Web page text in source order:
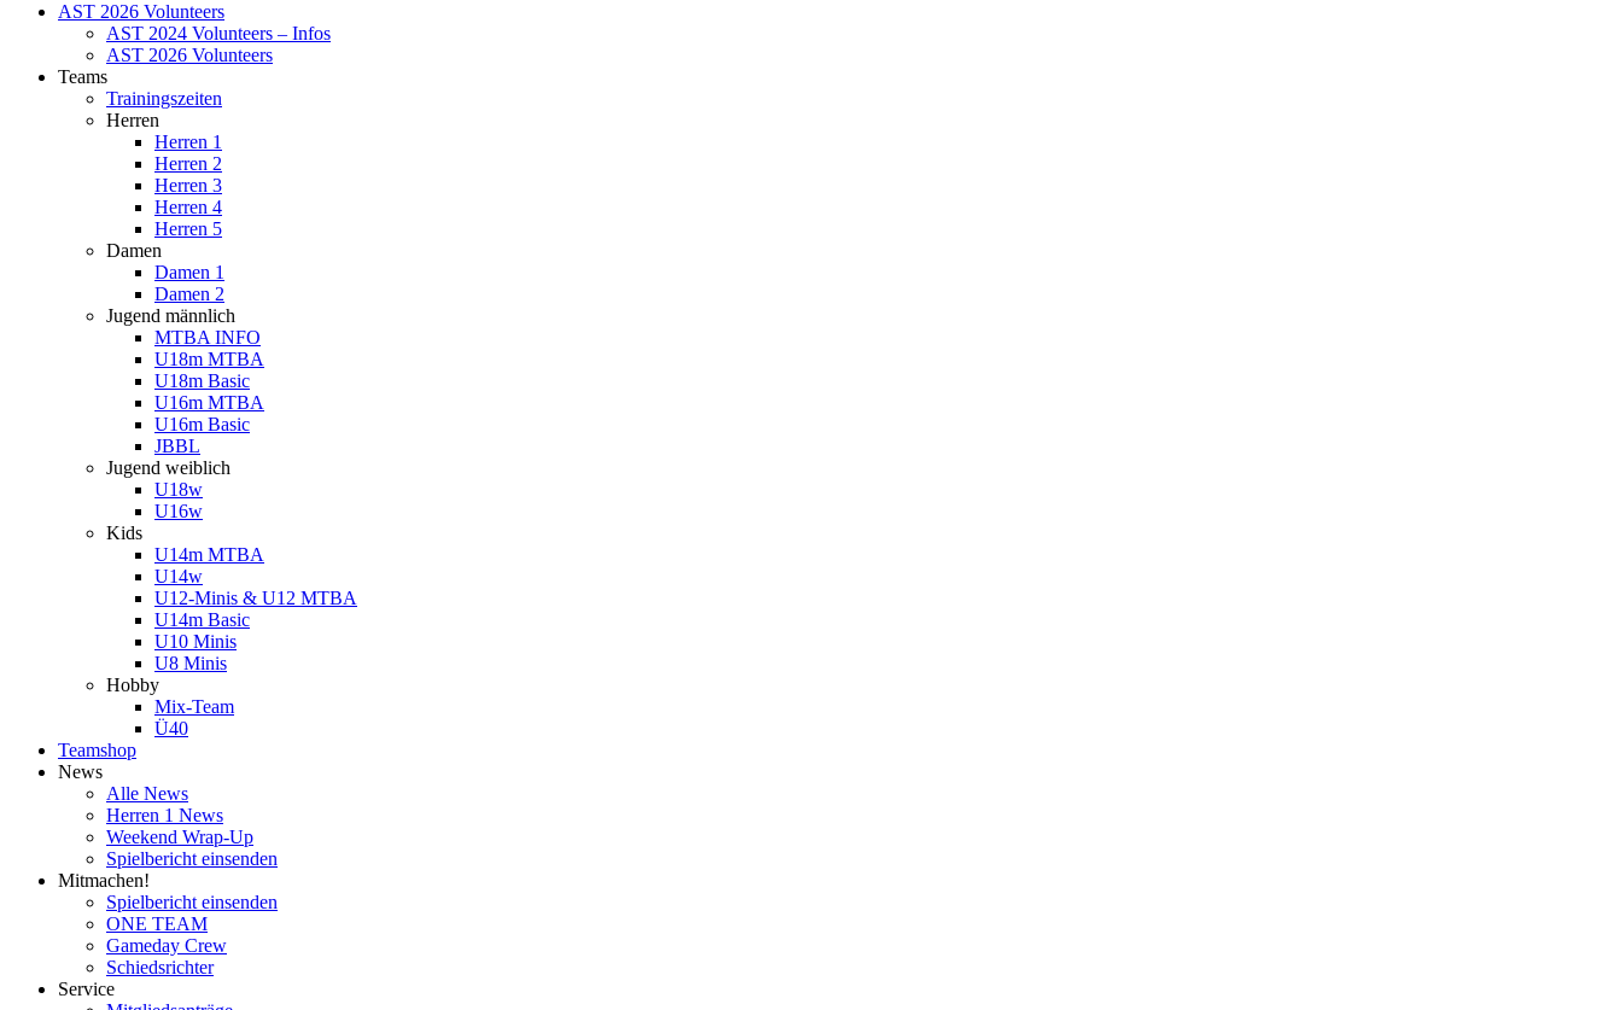
AST 2026 Volunteers
AST 2024 Volunteers – Infos
AST 2026 Volunteers
Teams
Trainingszeiten
Herren
Herren 1
Herren 2
Herren 3
Herren 4
Herren 5
Damen
Damen 1
Damen 2
Jugend männlich
MTBA INFO
U18m MTBA
U18m Basic
U16m MTBA
U16m Basic
JBBL
Jugend weiblich
U18w
U16w
Kids
U14m MTBA
U14w
U12-Minis & U12 MTBA
U14m Basic
U10 Minis
U8 Minis
Hobby
Mix-Team
Ü40
Teamshop
News
Alle News
Herren 1 News
Weekend Wrap-Up
Spielbericht einsenden
Mitmachen!
Spielbericht einsenden
ONE TEAM
Gameday Crew
Schiedsrichter
Service